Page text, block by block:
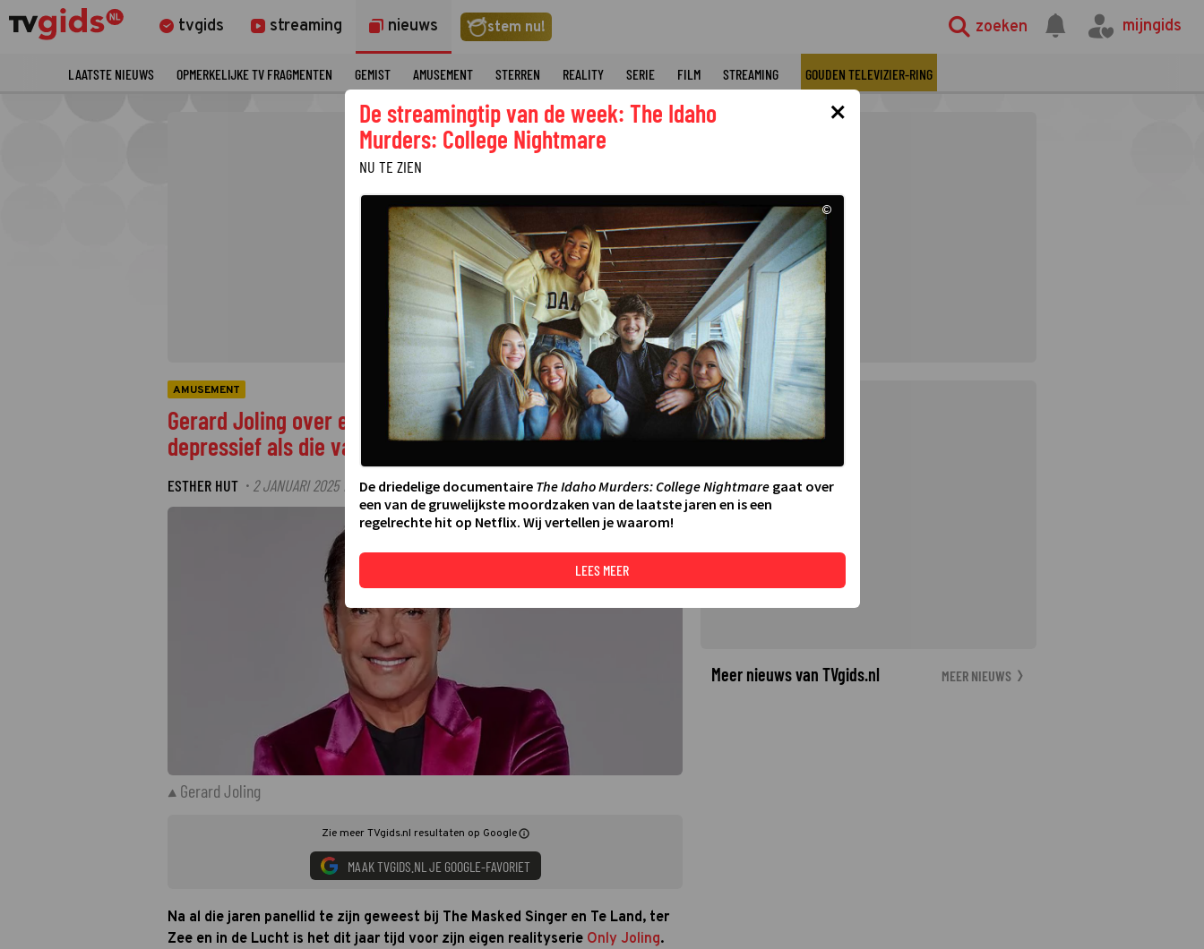
tvgids streaming nieuws stem nu! zoeken mijngids
LAATSTE NIEUWS OPMERKELIJKE TV FRAGMENTEN GEMIST AMUSEMENT STERREN REALITY SERIE FILM STREAMING GOUDEN TELEVIZIER-RING
AMUSEMENT
Gerard Joling over eigen realityserie: ‘Wordt niet zo
depressief als die van Gordon’
ESTHER HUT · 2 JANUARI 2025 10:33
©
Gerard Joling
Zie meer TVgids.nl resultaten op Google
MAAK TVGIDS.NL JE GOOGLE-FAVORIET
Na al die jaren panellid te zijn geweest bij The Masked Singer en Te Land, ter
Zee en in de Lucht is het dit jaar tijd voor zijn eigen realityserie Only Joling.
Meer nieuws van TVgids.nl MEER NIEUWS
×
De streamingtip van de week: The Idaho
Murders: College Nightmare
NU TE ZIEN
©
De driedelige documentaire The Idaho Murders: College Nightmaregaat over
een van de gruwelijkste moordzaken van de laatste jaren en is een
regelrechte hit op Netflix. Wij vertellen je waarom!
LEES MEER